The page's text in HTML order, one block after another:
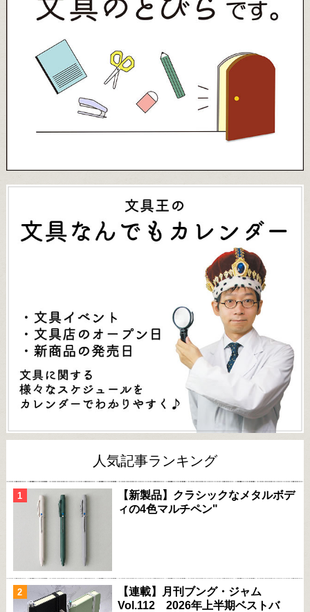
人気記事ランキング
【新製品】クラシックなメタルボデ
ィの4色マルチペン"
【連載】月刊ブング・ジャム
Vol.112 2026年上半期ベストバ